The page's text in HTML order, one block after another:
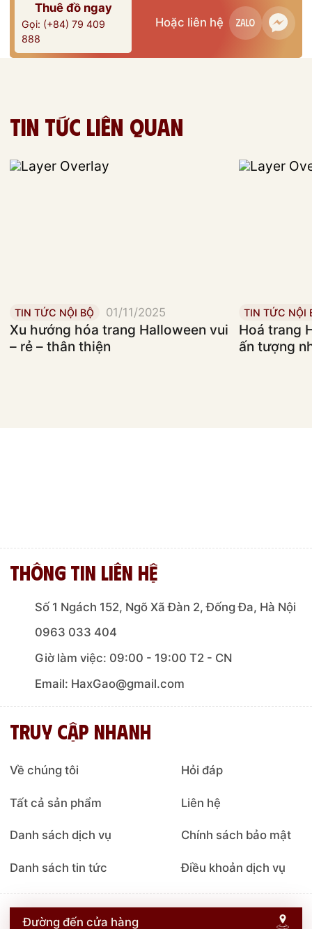
Thuê đồ ngay
Gọi: (+84) 79 409
888
Hoặc liên hệ
Tin tức liên quan
TIN TỨC NỘI BỘ 01/11/2025
Xu hướng hóa trang Halloween vui
– rẻ – thân thiện
TIN TỨC NỘI
Hoá trang
ấn tượng
Thông tin liên hệ
Số 1 Ngách 152, Ngõ Xã Đàn 2, Đống Đa, Hà Nội
0963 033 404
Giờ làm việc: 09:00 - 19:00 T2 - CN
Email: HaxGao@gmail.com
Truy cập nhanh
Về chúng tôi Hỏi đáp
Tất cả sản phẩm Liên hệ
Danh sách dịch vụ Chính sách bảo mật
Danh sách tin tức Điều khoản dịch vụ
Đường đến cửa hàng